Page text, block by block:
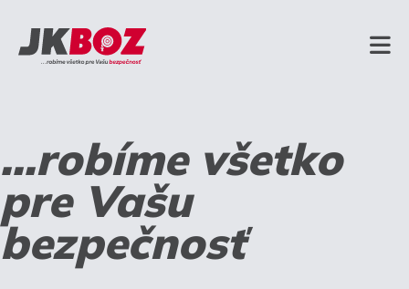
...robíme všetko
pre Vašu
bezpečnosť